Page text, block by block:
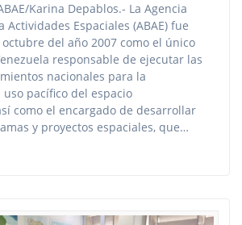
Karina Depablos.- La Agencia
Actividades Espaciales (ABAE) fue
del año 2007 como el único
responsable de ejecutar las
nacionales para la
pacífico del espacio
como el encargado de desarrollar
y proyectos espaciales, que…